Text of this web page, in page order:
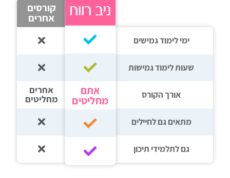
ימי לימוד גמישים
שעות לימוד גמישות
אורך הקורס
מתאים גם לחיילים
גם לתלמידי תיכון‎‏
אתם
מחליטים
קורסים
אחרים
אחרים
מחליטים